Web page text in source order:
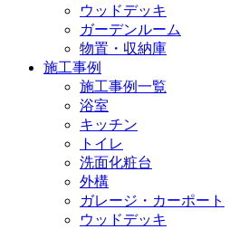
ウッドデッキ
ガーデンルーム
物置・収納庫
施工事例
施工事例一覧
浴室
キッチン
トイレ
洗面化粧台
外構
ガレージ・カーポート
ウッドデッキ